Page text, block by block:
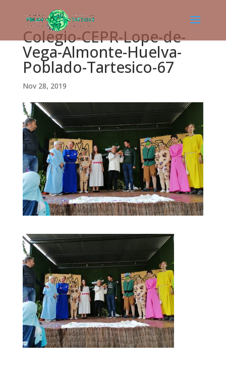
Colegio-CEPR-Lope-de-
Vega-Almonte-Huelva-
Poblado-Tartesico-67
Nov 28, 2019